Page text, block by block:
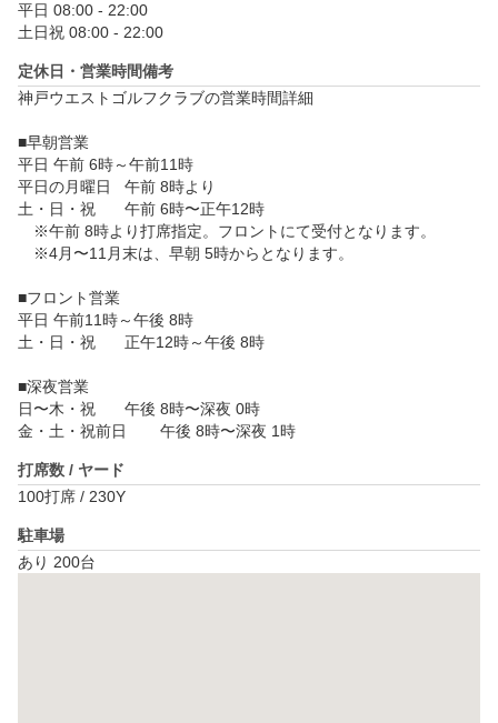
平日 08:00 - 22:00
土日祝 08:00 - 22:00
定休日・営業時間備考
神戸ウエストゴルフクラブの営業時間詳細
■早朝営業
平日	午前 6時～午前11時
平日の月曜日	午前 8時より
土・日・祝	午前 6時〜正午12時
※午前 8時より打席指定。フロントにて受付となります。
※4月〜11月末は、早朝 5時からとなります。
■フロント営業
平日	午前11時～午後 8時
土・日・祝	正午12時～午後 8時
■深夜営業
日〜木・祝	午後 8時〜深夜 0時
金・土・祝前日	午後 8時〜深夜 1時
打席数 / ヤード
100打席 / 230Y
駐車場
あり 200台